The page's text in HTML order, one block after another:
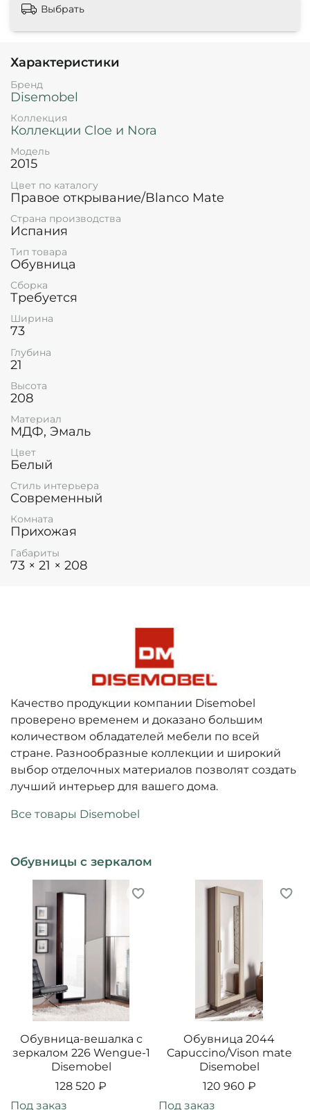
Выбрать
Характеристики
Бренд
Disemobel
Коллекция
Коллекции Cloe и Nora
Модель
2015
Цвет по каталогу
Правое открывание/Blanco Mate
Страна производства
Испания
Тип товара
Обувница
Сборка
Требуется
Ширина
73
Глубина
21
Высота
208
Материал
МДФ, Эмаль
Цвет
Белый
Стиль интерьера
Современный
Комната
Прихожая
Габариты
73 × 21 × 208
Качество продукции компании Disemobel
проверено временем и доказано большим
количеством обладателей мебели по всей
стране. Разнообразные коллекции и широкий
выбор отделочных материалов позволят создать
лучший интерьер для вашего дома.
Все товары Disemobel
Обувницы с зеркалом
Обувница-вешалка с
зеркалом 226 Wengue-1
Disemobel
128 520 ₽
Под заказ
Обувница 2044
Capuccino/Vison mate
Disemobel
120 960 ₽
Под заказ